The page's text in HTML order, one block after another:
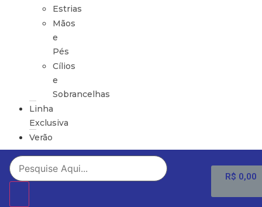
Estrias
Mãos
e
Pés
Cílios
e
Sobrancelhas
Linha
Exclusiva
Verão
R$ 0,00